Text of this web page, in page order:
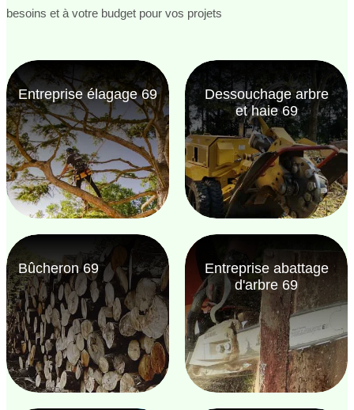
besoins et à votre budget pour vos projets
Entreprise élagage 69
Dessouchage arbre
et haie 69
Bûcheron 69
Entreprise abattage
d'arbre 69